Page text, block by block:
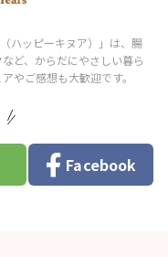
Facebook